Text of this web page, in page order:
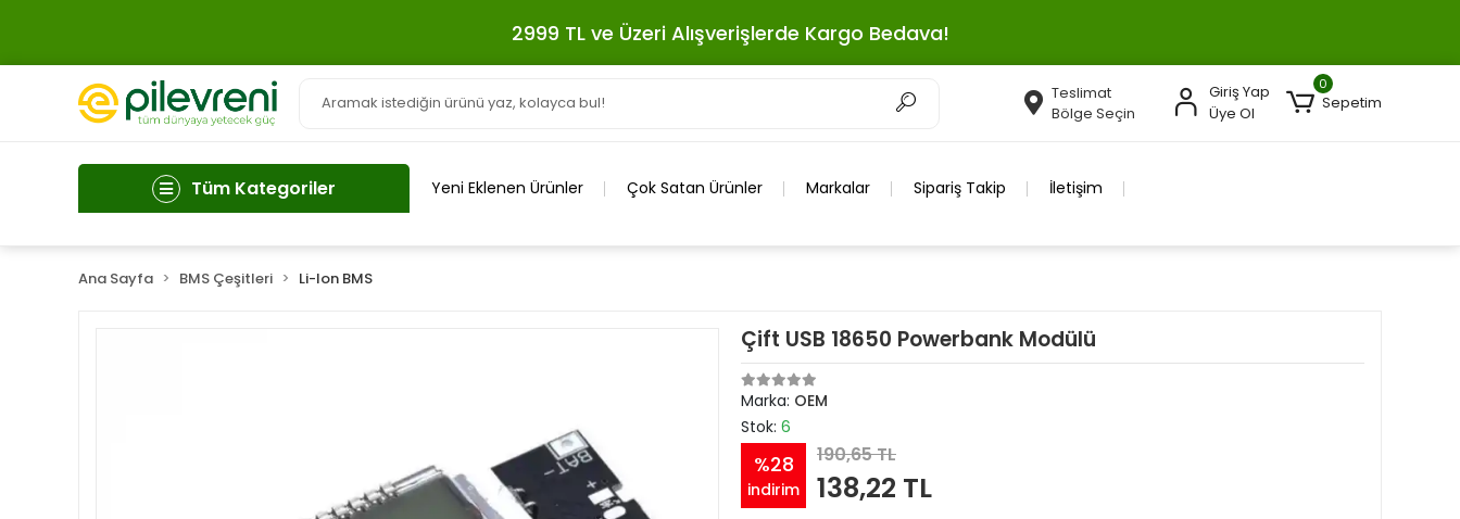
2999 TL ve Üzeri Alışverişlerde Kargo Bedava!
Teslimat
Bölge Seçin
Giriş Yap
Üye Ol
0
Sepetim
Tüm Kategoriler Yeni Eklenen Ürünler Çok Satan Ürünler Markalar Sipariş Takip İletişim
Ana Sayfa BMS Çeşitleri Li-Ion BMS
Çift USB 18650 Powerbank Modülü
Marka: OEM
Stok: 6
%28
indirim
190,65 TL
138,22 TL